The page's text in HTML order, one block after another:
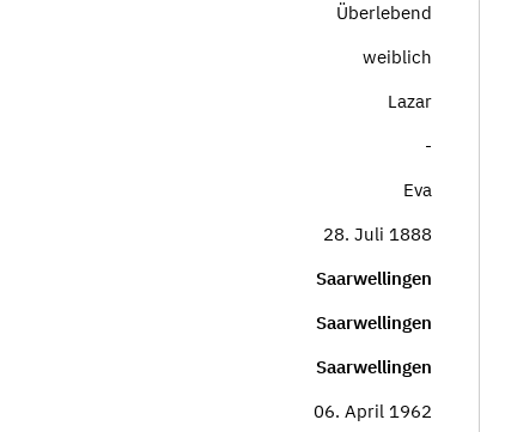
Überlebend
weiblich
Lazar
-
Eva
28. Juli 1888
Saarwellingen
Saarwellingen
Saarwellingen
06. April 1962